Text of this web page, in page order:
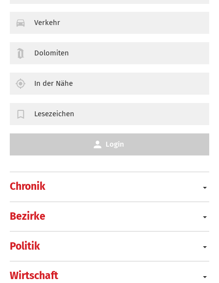
Chronik
Bezirke
Politik
Wirtschaft
Verkehr
Dolomiten
In der Nähe
Lesezeichen
Login